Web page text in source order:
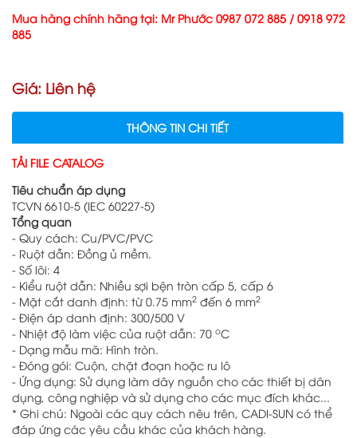
Mua hàng chính hãng tại: Mr Phước 0987 072 885 /0918 972
885
Giá: Liên hệ
THÔNG TIN CHI TIẾT
TẢI FILE CATALOG
Tiêu chuẩn áp dụng
TCVN 6610-5 (IEC 60227-5)
Tổng quan
- Quy cách: Cu/PVC/PVC
- Ruột dẫn: Đồng ủ mềm.
- Số lõi: 4
- Kiểu ruột dẫn: Nhiều sợi bện tròn cấp 5, cấp 6
- Mặt cắt danh định: từ 0.75 mm2 đến 6 mm2
- Điện áp danh định: 300/500 V
- Nhiệt độ làm việc của ruột dẫn: 70 oC
- Dạng mẫu mã: Hình tròn.
- Đóng gói: Cuộn, chặt đoạn hoặc ru lô
- Ứng dụng: Sử dụng làm dây nguồn cho các thiết bị dân
dụng, công nghiệp và sử dụng cho các mục đích khác...
* Ghi chú: Ngoài các quy cách nêu trên, CADI-SUN có thể
đáp ứng các yêu cầu khác của khách hàng.